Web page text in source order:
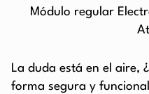
Módulo regular
La duda está en el aire,
forma segura y